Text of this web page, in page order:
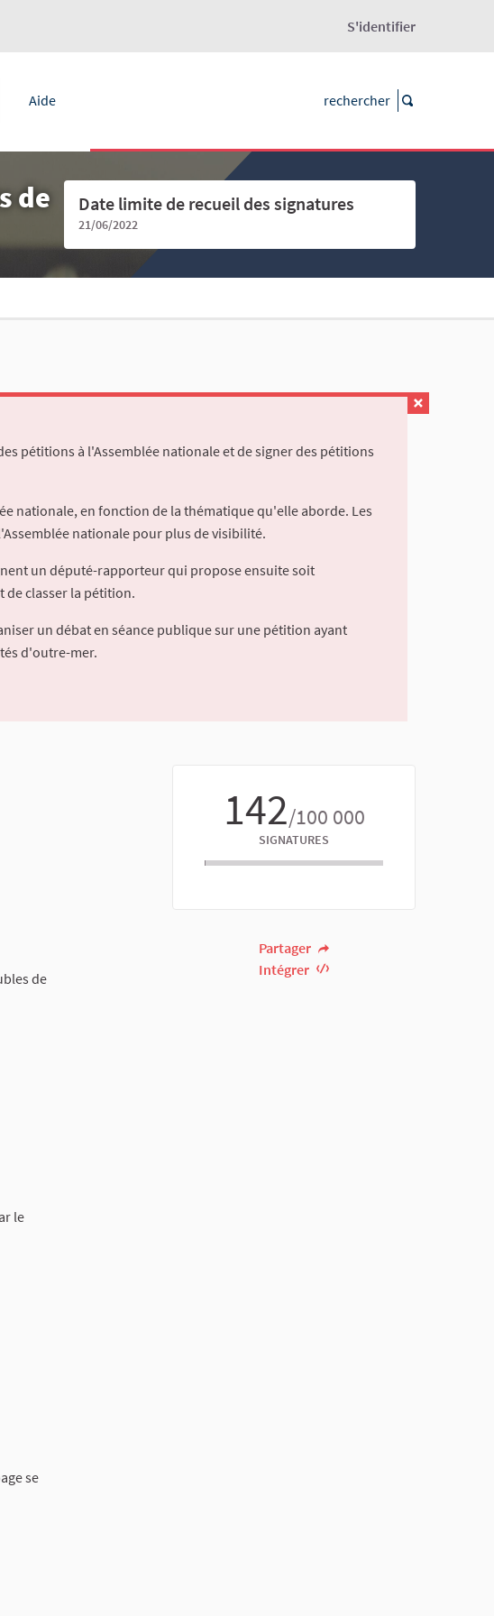
S'identifier
Aide
de
Date limite de recueil des signatures
21/06/2022
pétitions à l'Assemblée nationale et de signer des pétitions
nationale, en fonction de la thématique qu'elle aborde. Les
nationale pour plus de visibilité.
un député-rapporteur qui propose ensuite soit
classer la pétition.
un débat en séance publique sur une pétition ayant
d'outre-mer.
142/100 000
SIGNATURES
Partager
Intégrer
de
le
se